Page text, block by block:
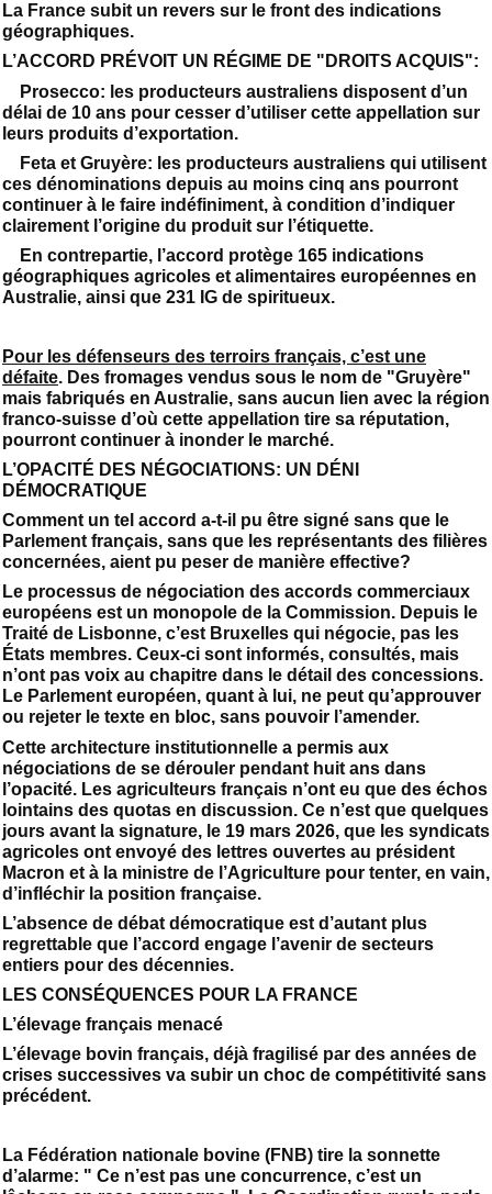
La France subit un revers sur le front des indications
géographiques.
L’ACCORD PRÉVOIT UN RÉGIME DE "DROITS ACQUIS":
Prosecco: les producteurs australiens disposent d’un
délai de 10 ans pour cesser d’utiliser cette appellation sur
leurs produits d’exportation.
Feta et Gruyère: les producteurs australiens qui utilisent
ces dénominations depuis au moins cinq ans pourront
continuer à le faire indéfiniment, à condition d’indiquer
clairement l’origine du produit sur l’étiquette.
En contrepartie, l’accord protège 165 indications
géographiques agricoles et alimentaires européennes en
Australie, ainsi que 231 IG de spiritueux.
Pour les défenseurs des terroirs français, c’est une
défaite. Des fromages vendus sous le nom de "Gruyère"
mais fabriqués en Australie, sans aucun lien avec la région
franco-suisse d’où cette appellation tire sa réputation,
pourront continuer à inonder le marché.
L’OPACITÉ DES NÉGOCIATIONS: UN DÉNI
DÉMOCRATIQUE
Comment un tel accord a-t-il pu être signé sans que le
Parlement français, sans que les représentants des filières
concernées, aient pu peser de manière effective?
Le processus de négociation des accords commerciaux
européens est un monopole de la Commission. Depuis le
Traité de Lisbonne, c’est Bruxelles qui négocie, pas les
États membres. Ceux-ci sont informés, consultés, mais
n’ont pas voix au chapitre dans le détail des concessions.
Le Parlement européen, quant à lui, ne peut qu’approuver
ou rejeter le texte en bloc, sans pouvoir l’amender.
Cette architecture institutionnelle a permis aux
négociations de se dérouler pendant huit ans dans
l’opacité. Les agriculteurs français n’ont eu que des échos
lointains des quotas en discussion. Ce n’est que quelques
jours avant la signature, le 19 mars 2026, que les syndicats
agricoles ont envoyé des lettres ouvertes au président
Macron et à la ministre de l’Agriculture pour tenter, en vain,
d’infléchir la position française.
L’absence de débat démocratique est d’autant plus
regrettable que l’accord engage l’avenir de secteurs
entiers pour des décennies.
LES CONSÉQUENCES POUR LA FRANCE
L’élevage français menacé
L’élevage bovin français, déjà fragilisé par des années de
crises successives va subir un choc de compétitivité sans
précédent.
La Fédération nationale bovine (FNB) tire la sonnette
d’alarme: " Ce n’est pas une concurrence, c’est un